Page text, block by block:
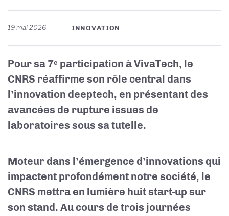
19 mai 2026 INNOVATION
Pour sa 7ᵉ participation à VivaTech, le
CNRS réaffirme son rôle central dans
l’innovation deeptech, en présentant des
avancées de rupture issues de
laboratoires sous sa tutelle.
Moteur dans l’émergence d’innovations qui
impactent profondément notre société, le
CNRS mettra en lumière huit start-up sur
son stand. Au cours de trois journées